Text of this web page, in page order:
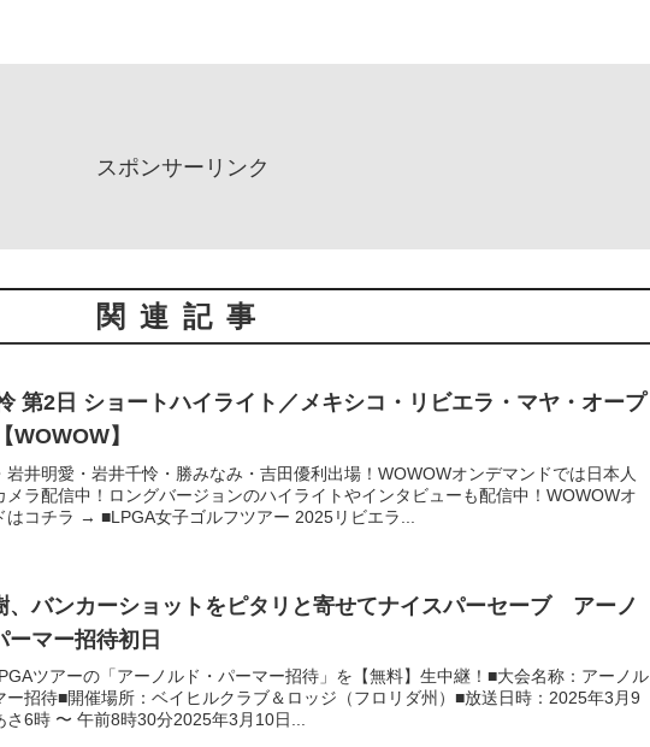
スポンサーリンク
関連記事
第2日 ショートハイライト／メキシコ・リビエラ・マヤ・オープ
WOWOW】
岩井明愛・岩井千怜・勝みなみ・吉田優利出場！WOWOWオンデマンドでは日本人
メラ配信中！ロングバージョンのハイライトやインタビューも配信中！WOWOWオ
はコチラ → ■LPGA女子ゴルフツアー 2025リビエラ...
、バンカーショットをピタリと寄せてナイスパーセーブ アーノ
ーマー招待初日
ツアーの「アーノルド・パーマー招待」を【無料】生中継！■大会名称：アーノル
ー招待■開催場所：ベイヒルクラブ＆ロッジ（フロリダ州）■放送日時：2025年3月9
さ6時 〜 午前8時30分2025年3月10日...